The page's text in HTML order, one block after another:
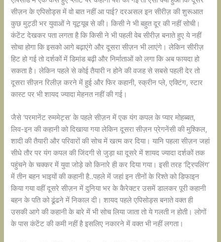
सीज़न के एपिसोड्स में वो बात नहीं आ पाई? दरअसल इन सीरीज़ की शुरूआत
कुछ मुट्ठी भर युवाओं ने यूट्यूब से की। किसी ने भी बहुत दूर की नहीं सोची।
कंटेंट देखकर पता लगता है कि किसी ने भी पहली वेब सीरीज़ बनाते हुए ये नहीं
सोचा होगा कि इसको आगे बढ़ाएंगे और दूसरा सीज़न भी लाएंगे। लेकिन सीरीज़
हिट हो गई तो दर्शकों में डिमांड बढ़ी और निर्माताओं को लगा कि अब फायदा हो
सकता है। लेकिन पहले से कोई तैयारी न होने की वजह से सबसे पहली देर तो
दूसरा सीज़न रिलीज़ करने में हुई और फिर कहानी, स्क्रीन प्ले, एक्टिंग, स्टार
कास्ट पर भी शायद ज्यादा मेहनत नहीं की गई।
जैसे ‘परमानेंट रुममेट्स’ के पहले सीज़न में एक यंग कपल के प्यार मोहब्बत,
लिव-इन की कहानी को दिखाया गया लेकिन दूसरा सीज़न प्रेगनेंसी की मुश्किल,
शादी की तैयारी और परिवारों की सोच में खत्म कर दिया। यानि पहला सीज़न जहां
सीधे तौर पर यंग कपल की जिंदगी से जुड़ा था दूसरे में शायद ज्यादा दर्शकों तक
पहुंचने के चक्कर में युवा जोड़े को किनारे ही कर दिया गया। इसी तरह ‘ट्रिपलिंग’
में तीन बहन भाइयों की कहानी है..पहले में जहां इन तीनों के रिश्ते को डिफाइन
किया गया वहीं दूसरे सीज़न में दुनिया भर के कैरेक्टर उसमें डालकर पूरी कहानी
बहन के पति को ढूंढने में निकाल दी। शायद पहले एपिसोड्स बनाते वक्त ही
उसकी आगे की कहानी के बारे में भी सोच लिया जाता तो ये गलती न होती। लोगों
के पास कंटेंट की कमी नहीं है इसलिए नकारने में वक्त भी नहीं लगता।